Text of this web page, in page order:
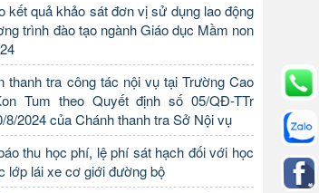
kết quả khảo sát đơn vị sử dụng lao động
trình đào tạo ngành Giáo dục Mầm non
thanh tra công tác nội vụ tại Trường Cao
Tum theo Quyết định số 05/QĐ-TTr
8/2024 của Chánh thanh tra Sở Nội vụ
thu học phí, lệ phí sát hạch đối với học
lớp lái xe cơ giới đường bộ